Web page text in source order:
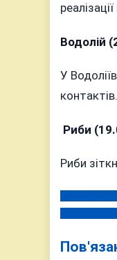
Водолій
У
контактів.
Риби
Риби